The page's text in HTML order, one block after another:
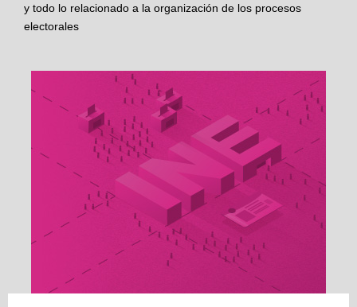
y todo lo relacionado a la organización de los procesos
electorales